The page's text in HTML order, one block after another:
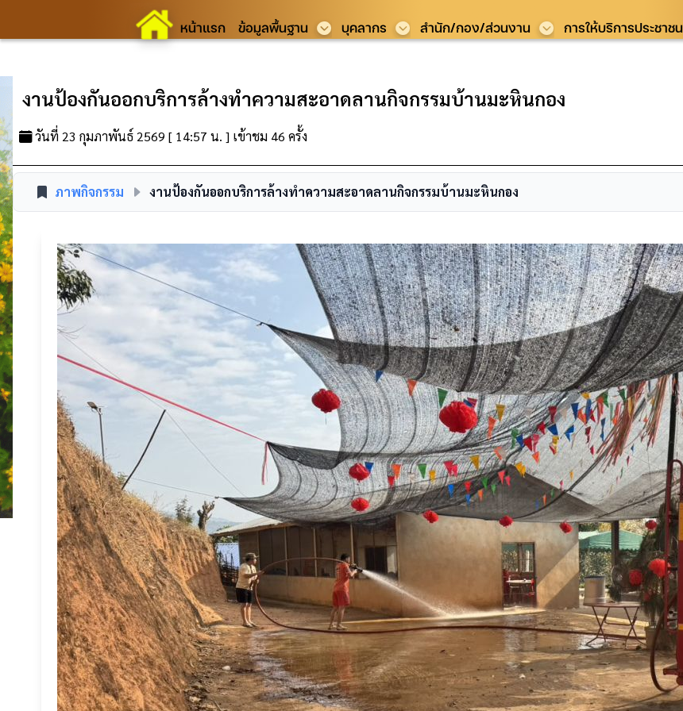
หน้าแรก ข้อมูลพื้นฐาน บุคลากร สำนัก/กอง/ส่วนงาน การให้บริการประชาชน
งานป้องกันออกบริการล้างทำความสะอาดลานกิจกรรมบ้านมะหินกอง
วันที่ 23 กุมภาพันธ์ 2569 [ 14:57 น. ] เข้าชม 46 ครั้ง
ภาพกิจกรรม งานป้องกันออกบริการล้างทำความสะอาดลานกิจกรรมบ้านมะหินกอง